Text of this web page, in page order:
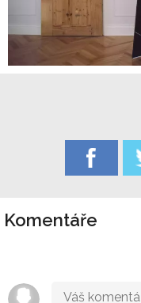
Komentáře